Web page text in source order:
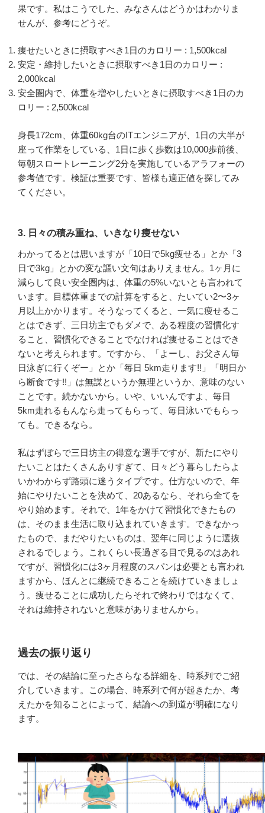
果です。私はこうでした、みなさんはどうかはわかりま
せんが、参考にどうぞ。
痩せたいときに摂取すべき1日のカロリー : 1,500kcal
安定・維持したいときに摂取すべき1日のカロリー :
2,000kcal
安全圏内で、体重を増やしたいときに摂取すべき1日のカ
ロリー : 2,500kcal
身長172cm、体重60kg台のITエンジニアが、1日の大半が
座って作業をしている、1日に歩く歩数は10,000歩前後、
毎朝スロートレーニング2分を実施しているアラフォーの
参考値です。検証は重要です、皆様も適正値を探してみ
てください。
3. 日々の積み重ね、いきなり痩せない
わかってるとは思いますが「10日で5kg痩せる」とか「3
日で3kg」とかの変な謳い文句はありえません。1ヶ月に
減らして良い安全圏内は、体重の5%いないとも言われて
います。目標体重までの計算をすると、たいてい2〜3ヶ
月以上かかります。そうなってくると、一気に痩せるこ
とはできず、三日坊主でもダメで、ある程度の習慣化す
ること、習慣化できることでなければ痩せることはでき
ないと考えられます。ですから、「よーし、お父さん毎
日泳ぎに行くぞー」とか「毎日 5km走ります!!」「明日か
ら断食です!!」は無謀というか無理というか、意味のない
ことです。続かないから。いや、いいんですよ、毎日
5km走れるもんなら走ってもらって、毎日泳いでもらっ
ても。できるなら。
私はずぼらで三日坊主の得意な選手ですが、新たにやり
たいことはたくさんありすぎて、日々どう暮らしたらよ
いかわからず路頭に迷うタイプです。仕方ないので、年
始にやりたいことを決めて、20あるなら、それら全てを
やり始めます。それで、1年をかけて習慣化できたもの
は、そのまま生活に取り込まれていきます。できなかっ
たもので、まだやりたいものは、翌年に同じように選抜
されるでしょう。これくらい長過ぎる目で見るのはあれ
ですが、習慣化には3ヶ月程度のスパンは必要とも言われ
ますから、ほんとに継続できることを続けていきましょ
う。痩せることに成功したらそれで終わりではなくて、
それは維持されないと意味がありませんから。
過去の振り返り
では、その結論に至ったさらなる詳細を、時系列でご紹
介していきます。この場合、時系列で何が起きたか、考
えたかを知ることによって、結論への到道が明確になり
ます。